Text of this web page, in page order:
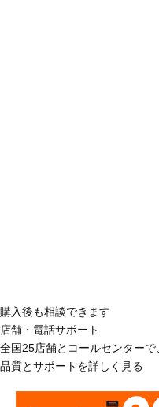
購入後も相談できます
店舗・電話サポート
全国25店舗とコールセンター
品質とサポートを詳しく見る